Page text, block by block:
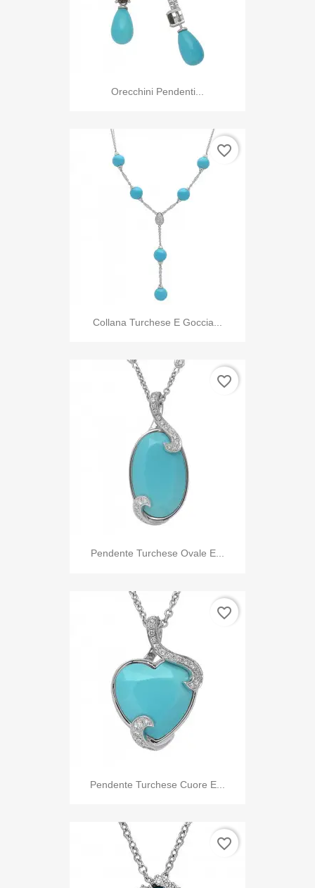
Orecchini Pendenti...
Collana Turchese E Goccia...
favorite_border
Pendente Turchese Ovale E...
favorite_border
Pendente Turchese Cuore E...
favorite_border
favorite_border